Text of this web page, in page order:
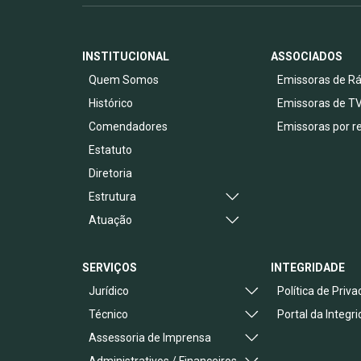
INSTITUCIONAL
Quem Somos
Histórico
Comendadores
Estatuto
Diretoria
Estrutura
Atuação
ASSOCIADOS
Emissoras de
Emissoras de
Emissoras por
SERVIÇOS
Jurídico
Técnico
Assessoria de Imprensa
INTEGRIDADE
Política de
Portal da